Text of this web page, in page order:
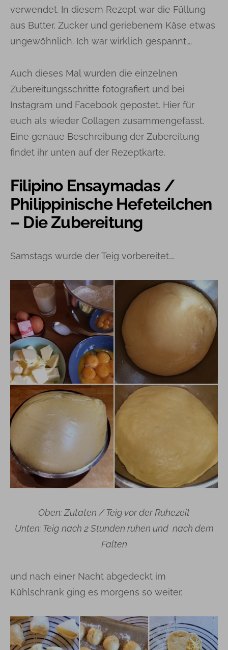
verwendet. In diesem Rezept war die Füllung
aus Butter, Zucker und geriebenem Käse etwas
ungewöhnlich. Ich war wirklich gespannt….
Auch dieses Mal wurden die einzelnen
Zubereitungsschritte fotografiert und bei
Instagram und Facebook gepostet. Hier für
euch als wieder Collagen zusammengefasst.
Eine genaue Beschreibung der Zubereitung
findet ihr unten auf der Rezeptkarte.
Filipino Ensaymadas /
Philippinische Hefeteilchen
– Die Zubereitung
Samstags wurde der Teig vorbereitet….
Oben: Zutaten / Teig vor der Ruhezeit
Unten: Teig nach 2 Stunden ruhen und nach dem
Falten
und nach einer Nacht abgedeckt im
Kühlschrank ging es morgens so weiter.